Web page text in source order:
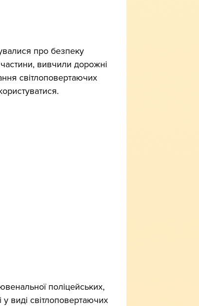
про безпеку
вивчили дорожні
світлоповертаючих
поліцейських,
виді світлоповертаючих